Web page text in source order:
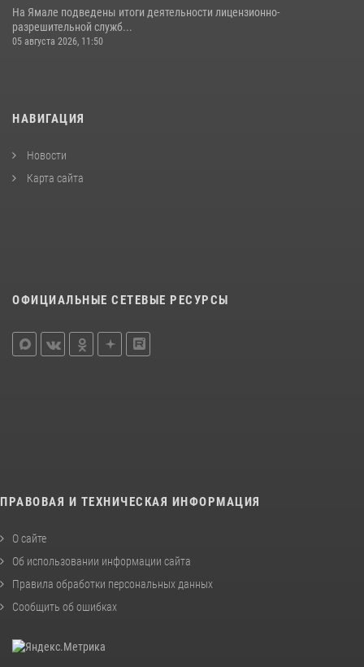
На Ямале подведены итоги деятельности лицензионно-
разрешительной служб...
05 августа 2026, 11:50
НАВИГАЦИЯ
Новости
Карта сайта
ОФИЦИАЛЬНЫЕ СЕТЕВЫЕ РЕСУРСЫ
ПРАВОВАЯ И ТЕХНИЧЕСКАЯ ИНФОРМАЦИЯ
О сайте
Об использовании информации сайта
Правила обработки персональных данных
Сообщить об ошибках